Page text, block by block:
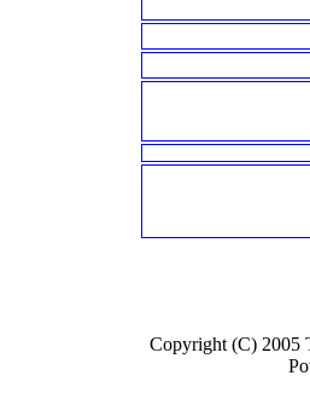
Copyright (C)